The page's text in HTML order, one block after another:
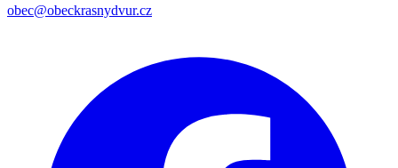
obec@obeckrasnydvur.cz